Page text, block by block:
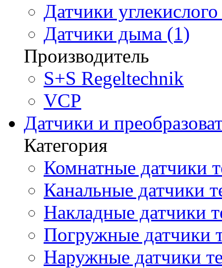
Датчики
Датчики дыма (1)
Производитель
S+S Regeltechnik
VCP
Датчики и
Категория
Комнатные датчики
Канальные датчики
Накладные датчики
Погружные датчики
Наружные датчики